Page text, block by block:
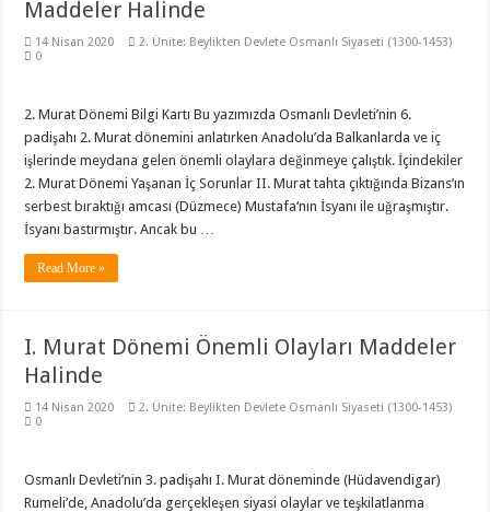
Maddeler Halinde
14 Nisan 2020
2. Ünite: Beylikten Devlete Osmanlı Siyaseti (1300-1453)
0
2. Murat Dönemi Bilgi Kartı Bu yazımızda Osmanlı Devleti’nin 6.
padişahı 2. Murat dönemini anlatırken Anadolu’da Balkanlarda ve iç
işlerinde meydana gelen önemli olaylara değinmeye çalıştık. İçindekiler
2. Murat Dönemi Yaşanan İç Sorunlar II. Murat tahta çıktığında Bizans’ın
serbest bıraktığı amcası (Düzmece) Mustafa‘nın İsyanı ile uğraşmıştır.
İsyanı bastırmıştır. Ancak bu …
Read More »
I. Murat Dönemi Önemli Olayları Maddeler
Halinde
14 Nisan 2020
2. Ünite: Beylikten Devlete Osmanlı Siyaseti (1300-1453)
0
Osmanlı Devleti’nin 3. padişahı I. Murat döneminde (Hüdavendigar)
Rumeli’de, Anadolu’da gerçekleşen siyasi olaylar ve teşkilatlanma